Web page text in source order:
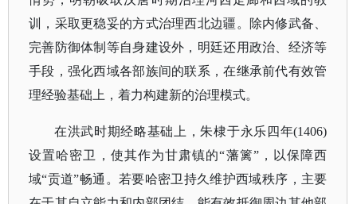
训，采取更稳妥的方式治理西北边疆。除内修武备、
完善防御体制等自身建设外，明廷还用政治、经济等
手段，强化西域各部族间的联系，在继承前代有效管
理经验基础上，着力构建新的治理模式。
在洪武时期经略基础上，朱棣于永乐四年(1406)
设置哈密卫，使其作为甘肃镇的“藩篱”，以保障西
域“贡道”畅通。若要哈密卫持久维护西域秩序，主要